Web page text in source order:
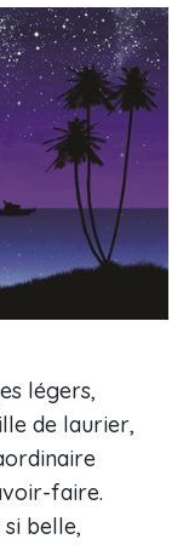
légers,
de laurier,
faire.
belle,